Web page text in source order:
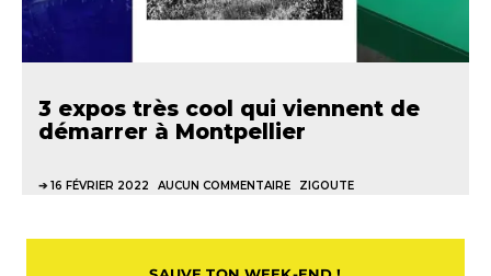
3 expos très cool qui viennent de
démarrer à Montpellier
16 FÉVRIER 2022 AUCUN COMMENTAIRE ZIGOUTE